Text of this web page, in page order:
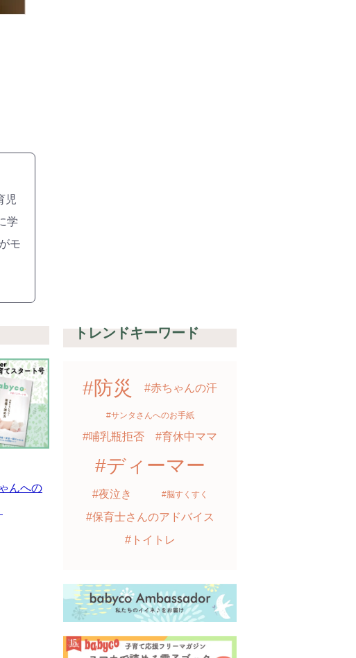
児
学
モ
んへの
トレンドキーワード
#防災 #赤ちゃんの汗
#サンタさんへのお手紙
#哺乳瓶拒否 #育休中ママ
#ディーマー
#夜泣き #脳すくすく
#保育士さんのアドバイス
#トイトレ
#発達
暮らし